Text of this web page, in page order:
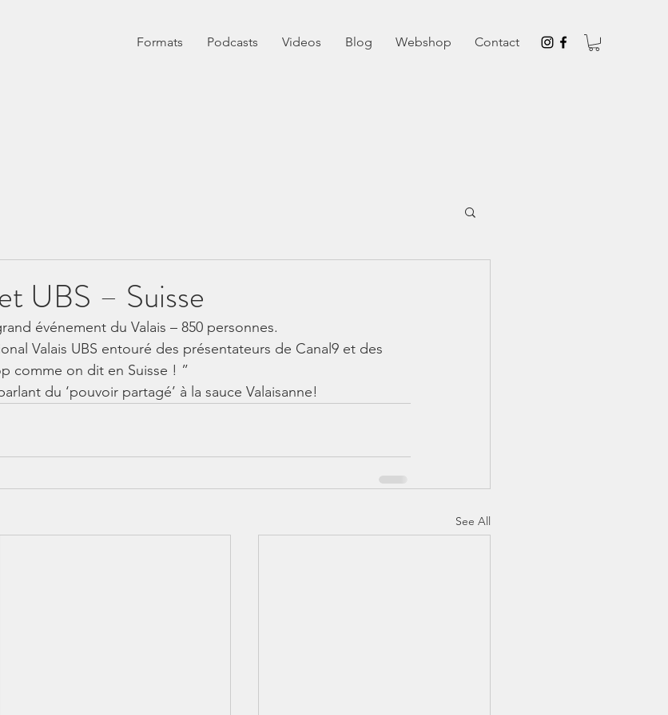
Formats Podcasts Videos Blog Webshop Contact
UBS – Suisse
événement du Valais – 850 personnes.
Valais UBS entouré des présentateurs de Canal9 et des
comme on dit en Suisse ! ”
du ‘pouvoir partagé’ à la sauce Valaisanne!
See All